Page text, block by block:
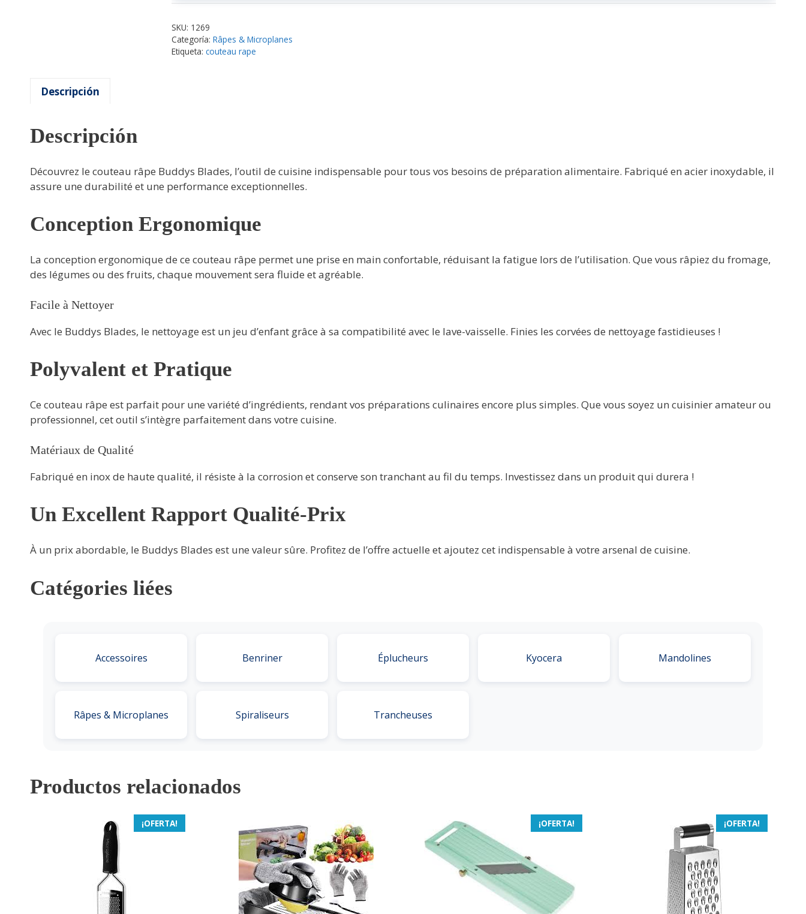
SKU: 1269
Categoría:Râpes & Microplanes
Etiqueta:couteau rape
Descripción
Descripción
Découvrez le couteau râpe Buddys Blades, l’outil de cuisine indispensable pour tous vos besoins de préparation alimentaire. Fabriqué en acier inoxydable, il
assure une durabilité et une performance exceptionnelles.
Conception Ergonomique
La conception ergonomique de ce couteau râpe permet une prise en main confortable, réduisant la fatigue lors de l’utilisation. Que vous râpiez du fromage,
des légumes ou des fruits, chaque mouvement sera fluide et agréable.
Facile à Nettoyer
Avec le Buddys Blades, le nettoyage est un jeu d’enfant grâce à sa compatibilité avec le lave-vaisselle. Finies les corvées de nettoyage fastidieuses !
Polyvalent et Pratique
Ce couteau râpe est parfait pour une variété d’ingrédients, rendant vos préparations culinaires encore plus simples. Que vous soyez un cuisinier amateur ou
professionnel, cet outil s’intègre parfaitement dans votre cuisine.
Matériaux de Qualité
Fabriqué en inox de haute qualité, il résiste à la corrosion et conserve son tranchant au fil du temps. Investissez dans un produit qui durera !
Un Excellent Rapport Qualité-Prix
À un prix abordable, le Buddys Blades est une valeur sûre. Profitez de l’offre actuelle et ajoutez cet indispensable à votre arsenal de cuisine.
Catégories liées
Accessoires Benriner Éplucheurs Kyocera Mandolines
Râpes & Microplanes Spiraliseurs Trancheuses
Productos relacionados
¡OFERTA! ¡OFERTA! ¡OFERTA!